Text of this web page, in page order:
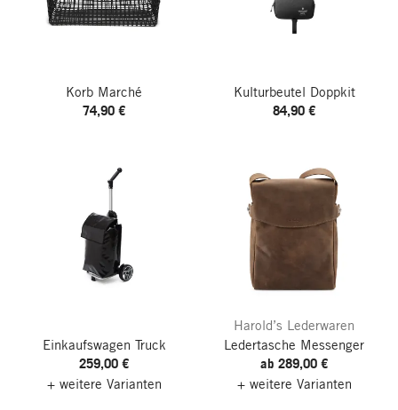
Korb Marché
74,90 €
Kulturbeutel Doppkit
84,90 €
Einkaufswagen Truck
259,00 €
+ weitere Varianten
Harold’s Lederwaren
Ledertasche Messenger
ab 289,00 €
+ weitere Varianten